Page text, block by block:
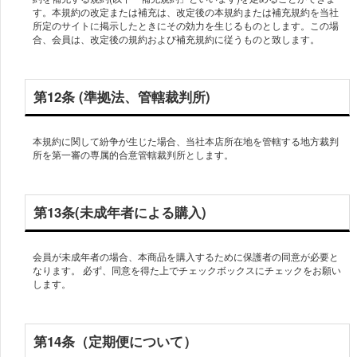
す。本規約の改定または補充は、改定後の本規約または補充規約を当社
所定のサイトに掲示したときにその効力を生じるものとします。この場
第12条 (準拠法、管轄裁判所)
本規約に関して紛争が生じた場合、当社本店所在地を管轄する地方裁判
第13条(未成年者による購入)
会員が未成年者の場合、本商品を購入するために保護者の同意が必要と
なります。 必ず、同意を得た上でチェックボックスにチェックをお願い
第14条（定期便について）